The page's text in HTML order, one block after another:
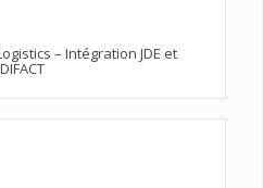
– Intégration JDE et